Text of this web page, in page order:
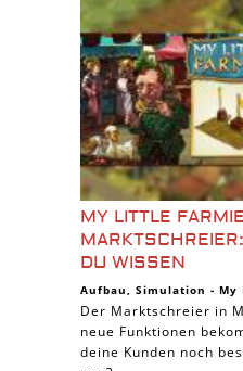
MY LITTLE
DU WISSEN
Aufbau, Simulation - My
Der Marktschreier in
neue Funktionen
deine Kunden noch